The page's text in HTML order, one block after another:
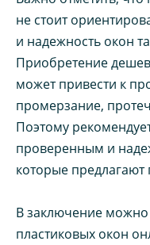
не стоит
и надежность окон
Приобретение
может привести к
промерзание,
Поэтому
проверенным и
которые
В заключение можно
пластиковых окон